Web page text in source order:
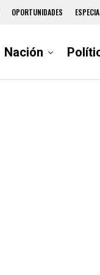
OPORTUNIDADES
Nación